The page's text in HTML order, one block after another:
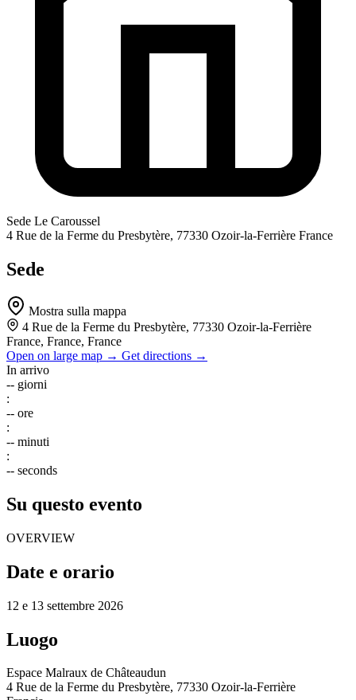
Sede Le Caroussel
4 Rue de la Ferme du Presbytère, 77330 Ozoir-la-Ferrière France
Sede
Mostra sulla mappa
4 Rue de la Ferme du Presbytère, 77330 Ozoir-la-Ferrière
France, France, France
Open on large map → Get directions →
In arrivo
-- giorni
:
-- ore
:
-- minuti
:
-- seconds
Su questo evento
OVERVIEW
Date e orario
12 e 13 settembre 2026
Luogo
Espace Malraux de Châteaudun
4 Rue de la Ferme du Presbytère, 77330 Ozoir-la-Ferrière